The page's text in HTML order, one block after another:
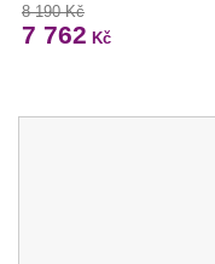
8 190 Kč
7 762 Kč